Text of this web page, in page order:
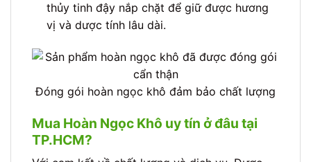
thủy tinh đậy nắp chặt để giữ được hương
vị và dược tính lâu dài.
Đóng gói hoàn ngọc khô đảm bảo chất lượng
Mua Hoàn Ngọc Khô uy tín ở đâu tại
TP.HCM?